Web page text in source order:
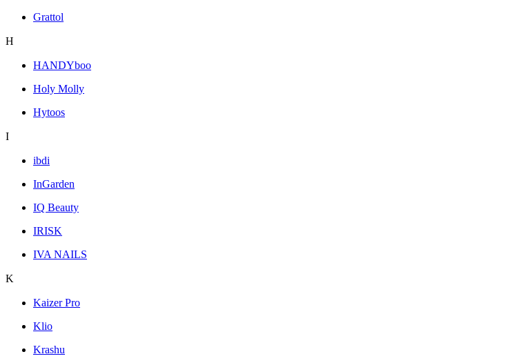
Grattol
H
HANDYboo
Holy Molly
Hytoos
I
ibdi
InGarden
IQ Beauty
IRISK
IVA NAILS
K
Kaizer Pro
Klio
Krashu